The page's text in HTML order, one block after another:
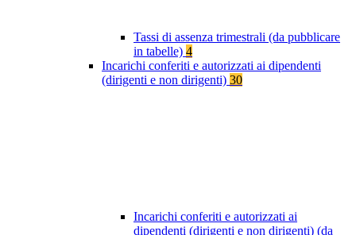
Tassi di assenza trimestrali (da pubblicare
in tabelle) 4
Incarichi conferiti e autorizzati ai dipendenti
(dirigenti e non dirigenti) 30
Incarichi conferiti e autorizzati ai
dipendenti (dirigenti e non dirigenti) (da